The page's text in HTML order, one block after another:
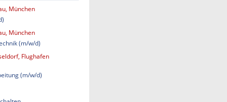
München
München
(m/w/d)
Flughafen
(m/w/d)